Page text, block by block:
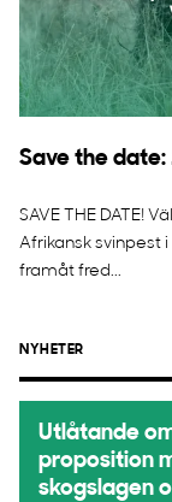
Save the
SAVE THE DATE!
Afrikansk svinpest
framåt fred...
NYHETER
Utlåtande
proposition
skogslagen